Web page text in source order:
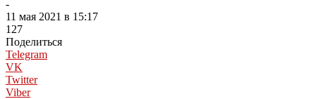
-
11 мая 2021 в 15:17
127
Поделиться
Telegram
VK
Twitter
Viber